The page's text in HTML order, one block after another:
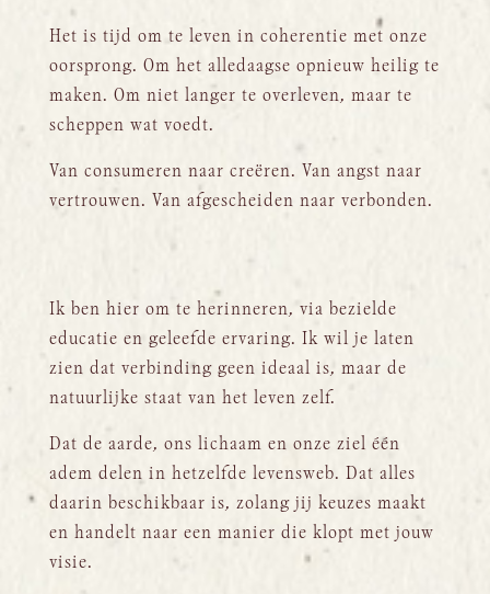
Het is tijd om te leven in coherentie met onze
oorsprong. Om het alledaagse opnieuw heilig te
maken. Om niet langer te overleven, maar te
scheppen wat voedt.
Van consumeren naar creëren. Van angst naar
vertrouwen. Van afgescheiden naar verbonden.
Ik ben hier om te herinneren, via bezielde
educatie en geleefde ervaring. Ik wil je laten
zien dat verbinding geen ideaal is, maar de
natuurlijke staat van het leven zelf.
Dat de aarde, ons lichaam en onze ziel één
adem delen in hetzelfde levensweb. Dat alles
daarin beschikbaar is, zolang jij keuzes maakt
en handelt naar een manier die klopt met jouw
visie.